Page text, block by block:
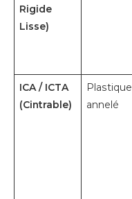
Rigide
Lisse)
ICA / ICTA
(Cintrable)
Plastique
annelé